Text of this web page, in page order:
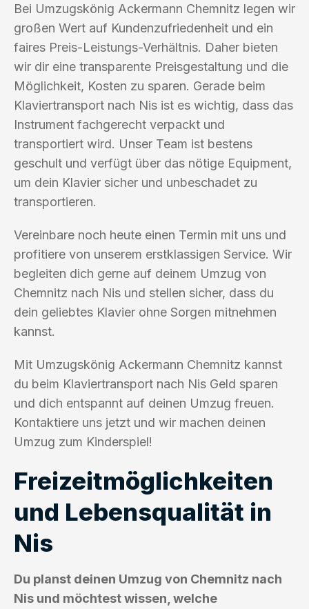
Bei Umzugskönig Ackermann Chemnitz legen wir
großen Wert auf Kundenzufriedenheit und ein
faires Preis-Leistungs-Verhältnis. Daher bieten
wir dir eine transparente Preisgestaltung und die
Möglichkeit, Kosten zu sparen. Gerade beim
Klaviertransport nach Nis ist es wichtig, dass das
Instrument fachgerecht verpackt und
transportiert wird. Unser Team ist bestens
geschult und verfügt über das nötige Equipment,
um dein Klavier sicher und unbeschadet zu
transportieren.
Vereinbare noch heute einen Termin mit uns und
profitiere von unserem erstklassigen Service. Wir
begleiten dich gerne auf deinem Umzug von
Chemnitz nach Nis und stellen sicher, dass du
dein geliebtes Klavier ohne Sorgen mitnehmen
kannst.
Mit Umzugskönig Ackermann Chemnitz kannst
du beim Klaviertransport nach Nis Geld sparen
und dich entspannt auf deinen Umzug freuen.
Kontaktiere uns jetzt und wir machen deinen
Umzug zum Kinderspiel!
Freizeitmöglichkeiten
und Lebensqualität in
Nis
Du planst deinen Umzug von Chemnitz nach
Nis und möchtest wissen, welche